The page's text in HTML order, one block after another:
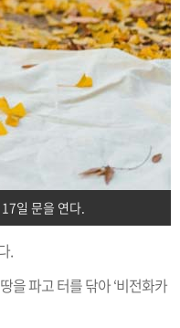
일 문을 연다.
.
을 파고 터를 닦아 ‘비전화카